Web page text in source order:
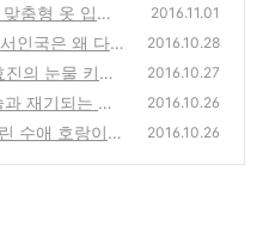
춤형 옷 입고
2016.11.01
인국은 왜 다
2016.10.28
의 눈물 키스
2016.10.27
재기되는 시
2016.10.26
수애 호랑이를
2016.10.26